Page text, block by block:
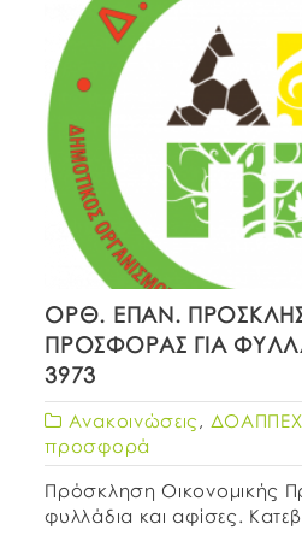
ΟΡΘ. ΕΠΑΝ.
ΠΡΟΣΦΟΡΑΣ ΓΙΑ
3973
Ανακοινώσεις , ΔΟΑΠΠΕΧ
προσφορά
Πρόσκληση Οικονομικής
φυλλάδια και αφίσες.